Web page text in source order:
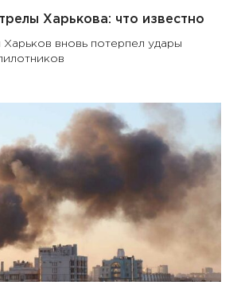
Харькова: что известно
вновь потерпел удары